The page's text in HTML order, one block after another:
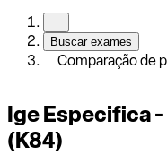
Buscar exames
Comparação de
Ige Especifica
(K84)